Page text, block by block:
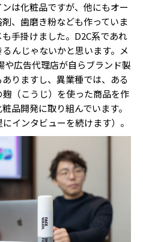
は化粧品ですが、他にもオー
、歯磨き粉なども作っていま
手掛けました。D2C系であれ
んじゃないかと思います。メ
や広告代理店が自らブランド製
りますし、異業種では、ある
（こうじ）を使った商品を作
品開発に取り組んでいます。
インタビューを続けます）。